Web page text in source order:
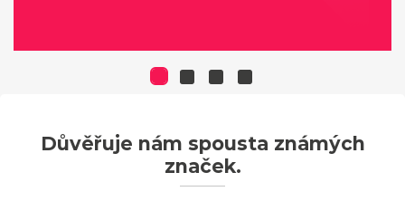
Důvěřuje nám spousta známých
značek.